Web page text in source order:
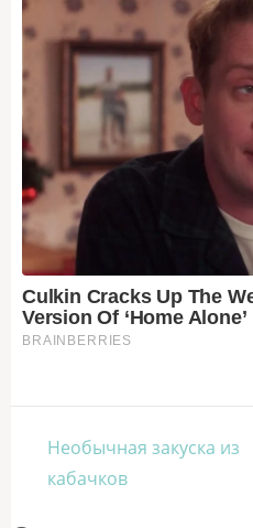
Навигация
по
Необычная закуска из
кабачков